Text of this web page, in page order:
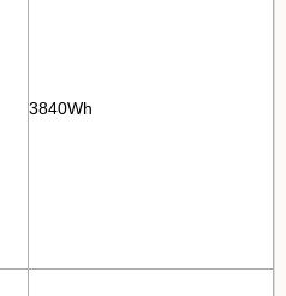
3840Wh